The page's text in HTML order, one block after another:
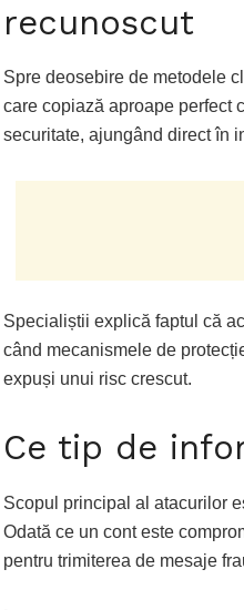
recunoscut
Spre deosebire de metodele
care copiază aproape perfect
securitate, ajungând direct în
Specialiștii explică faptul că
când mecanismele de
expuși unui risc crescut.
Ce tip de
Scopul principal al atacurilor
Odată ce un cont este
pentru trimiterea de mesaje